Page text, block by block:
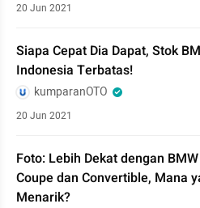
20 Jun 2021
Siapa Cepat Dia Dapat, Stok
Indonesia Terbatas!
kumparanOTO
20 Jun 2021
Foto: Lebih Dekat dengan
Coupe dan Convertible, Mana
Menarik?